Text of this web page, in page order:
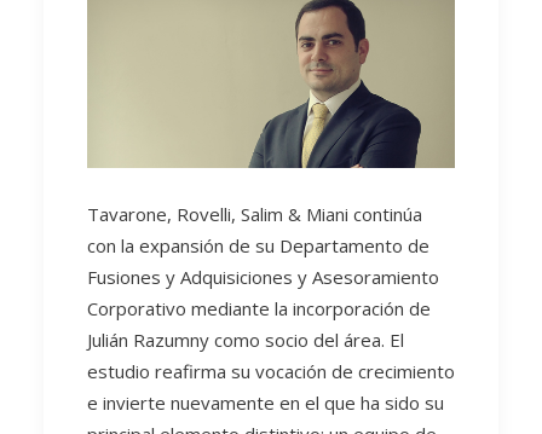
Tavarone, Rovelli, Salim & Miani continúa
con la expansión de su Departamento de
Fusiones y Adquisiciones y Asesoramiento
Corporativo mediante la incorporación de
Julián Razumny como socio del área. El
estudio reafirma su vocación de crecimiento
e invierte nuevamente en el que ha sido su